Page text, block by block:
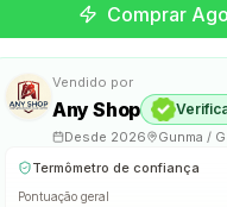
Comprar
Vendido por
Any Shop
Desde 2026
Gunma /
Termômetro de confiança
Pontuação geral